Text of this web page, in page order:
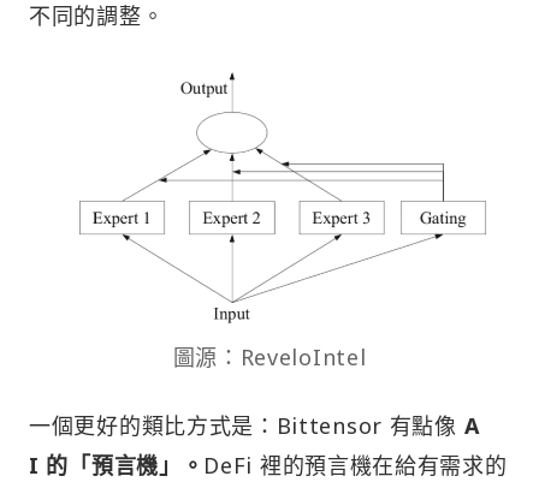
不同的調整。
圖源：ReveloIntel
一個更好的類比方式是：Bittensor 有點像 A
I 的「預言機」。 DeFi 裡的預言機在給有需求的